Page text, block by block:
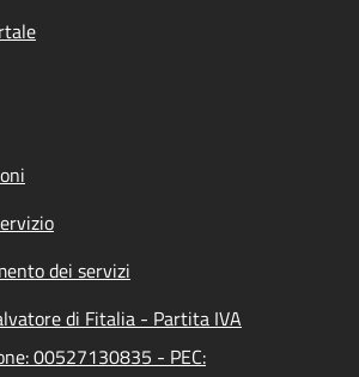
dei servizi
di Fitalia - Partita IVA
00527130835 - PEC: